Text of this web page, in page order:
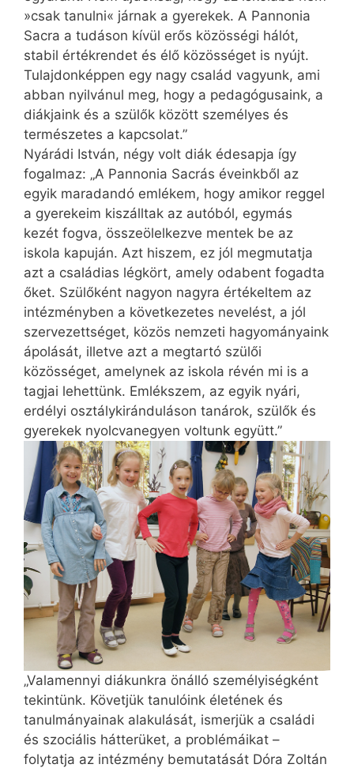
»csak tanulni« járnak a gyerekek. A Pannonia
Sacra a tudáson kívül erős közösségi hálót,
stabil értékrendet és élő közösséget is nyújt.
Tulajdonképpen egy nagy család vagyunk, ami
abban nyilvánul meg, hogy a pedagógusaink, a
diákjaink és a szülők között személyes és
természetes a kapcsolat.”
Nyárádi István, négy volt diák édesapja így
fogalmaz: „A Pannonia Sacrás éveinkből az
egyik maradandó emlékem, hogy amikor reggel
a gyerekeim kiszálltak az autóból, egymás
kezét fogva, összeölelkezve mentek be az
iskola kapuján. Azt hiszem, ez jól megmutatja
azt a családias légkört, amely odabent fogadta
őket. Szülőként nagyon nagyra értékeltem az
intézményben a következetes nevelést, a jól
szervezettséget, közös nemzeti hagyományaink
ápolását, illetve azt a megtartó szülői
közösséget, amelynek az iskola révén mi is a
tagjai lehettünk. Emlékszem, az egyik nyári,
erdélyi osztálykiránduláson tanárok, szülők és
gyerekek nyolcvanegyen voltunk együtt.”
„Valamennyi diákunkra önálló személyiségként
tekintünk. Követjük tanulóink életének és
tanulmányainak alakulását, ismerjük a családi
és szociális hátterüket, a problémáikat –
folytatja az intézmény bemutatását Dóra Zoltán